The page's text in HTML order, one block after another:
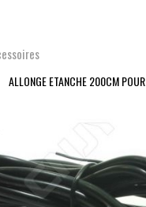
ALLONGE ETANCHE 200CM POUR...